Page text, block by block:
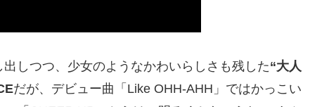
しつつ、少女のようなかわいらしさも残した“大人
だが、デビュー曲「Like OHH-AHH」ではかっこい